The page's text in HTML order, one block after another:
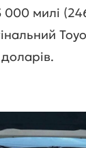
000 милі